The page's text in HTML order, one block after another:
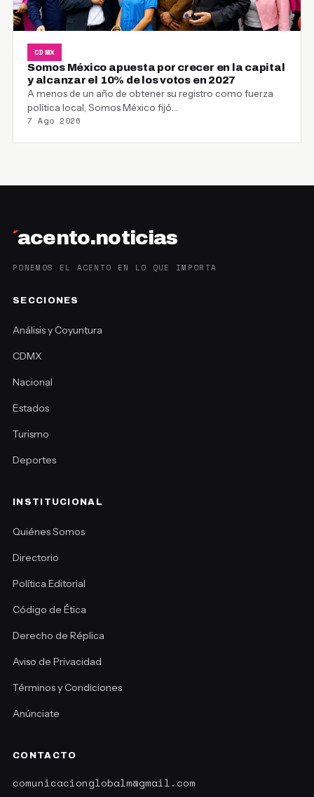
CDMX
Somos México apuesta por crecer en la capital
y alcanzar el 10% de los votos en 2027
A menos de un año de obtener su registro como fuerza
política local, Somos México fijó…
7 Ago 2026
´acento.noticias
PONEMOS EL ACENTO EN LO QUE IMPORTA
SECCIONES
Análisis y Coyuntura
CDMX
Nacional
Estados
Turismo
Deportes
INSTITUCIONAL
Quiénes Somos
Directorio
Política Editorial
Código de Ética
Derecho de Réplica
Aviso de Privacidad
Términos y Condiciones
Anúnciate
CONTACTO
comunicacionglobalm@gmail.com